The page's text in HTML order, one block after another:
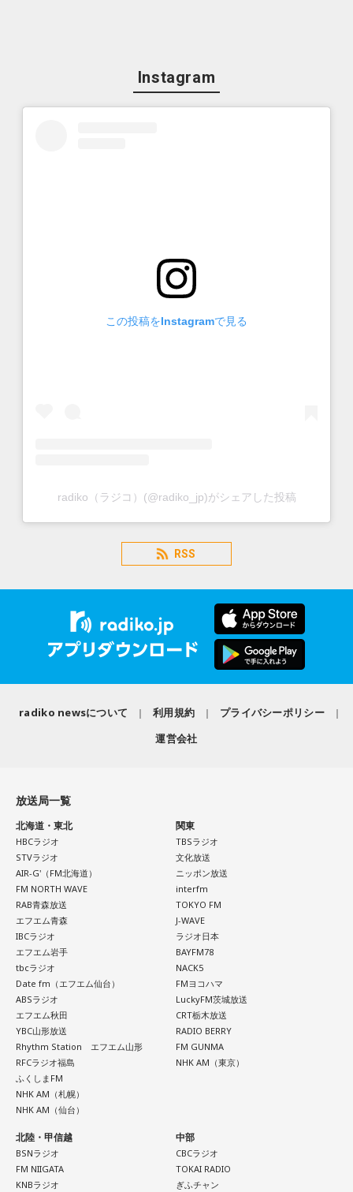
Instagram
この投稿をInstagramで見る
radiko（ラジコ）(@radiko_jp)がシェアした投稿
RSS
radiko newsについて 利用規約
プライバシーポリシー
運営会社
放送局一覧
北海道・東北
HBCラジオ
STVラジオ
AIR-G'（FM北海道）
FM NORTH WAVE
RAB青森放送
エフエム青森
IBCラジオ
エフエム岩手
tbcラジオ
Date fm（エフエム仙台）
ABSラジオ
エフエム秋田
YBC山形放送
Rhythm Station エフエム山形
RFCラジオ福島
ふくしまFM
NHK AM（札幌）
NHK AM（仙台）
関東
TBSラジオ
文化放送
ニッポン放送
interfm
TOKYO FM
J-WAVE
ラジオ日本
BAYFM78
NACK5
FMヨコハマ
LuckyFM茨城放送
CRT栃木放送
RADIO BERRY
FM GUNMA
NHK AM（東京）
北陸・甲信越
BSNラジオ
FM NIIGATA
KNBラジオ
中部
CBCラジオ
TOKAI RADIO
ぎふチャン